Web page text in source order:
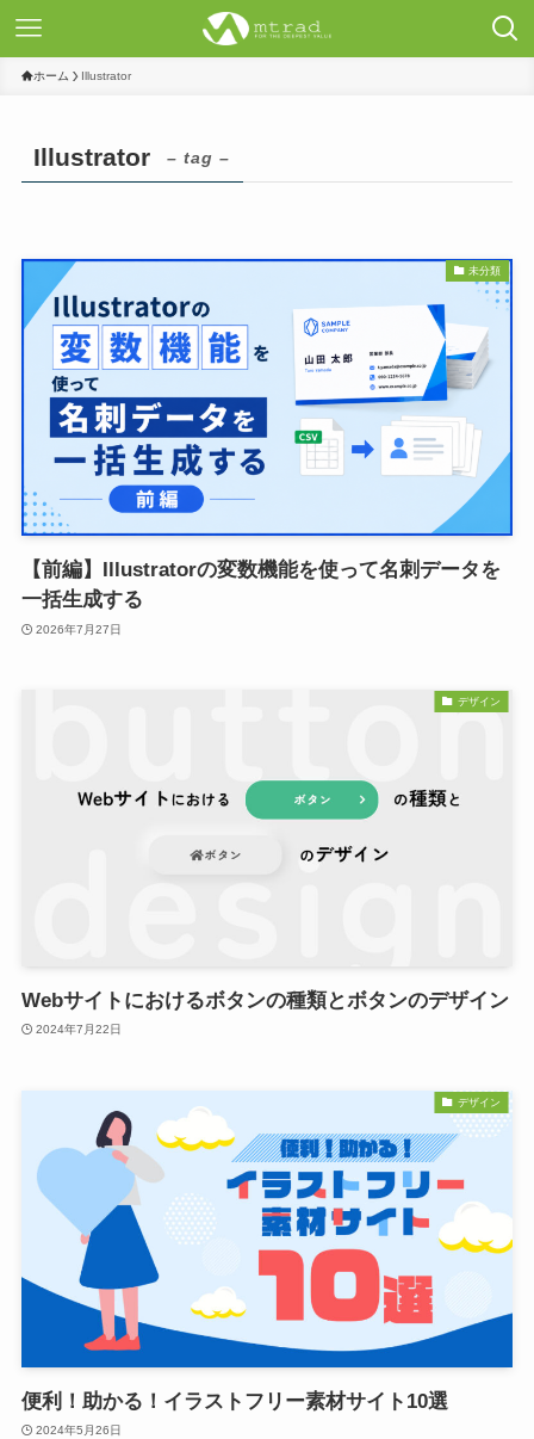
ホーム Illustrator
Illustrator – tag –
未分類
【前編】Illustratorの変数機能を使って名刺データを
一括生成する
2026年7月27日
デザイン
Webサイトにおけるボタンの種類とボタンのデザイン
2024年7月22日
デザイン
便利！助かる！イラストフリー素材サイト10選
2024年5月26日